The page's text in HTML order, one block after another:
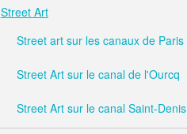
Street Art
Street art sur les canaux de Paris
Street Art sur le canal de l'Ourcq
Street Art sur le canal Saint-Denis